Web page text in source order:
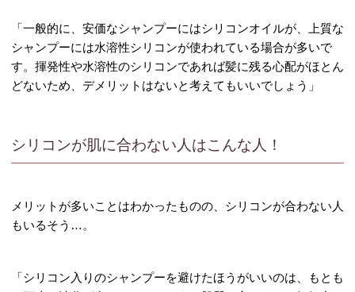
「一般的に、安価なシャンプーにはシリコンオイルが、上質な
シャンプーには水溶性シリコンが使われている場合が多いで
す。揮発性や水溶性のシリコンであれば髪に残る心配がほとん
どないため、デメリットはないと考えてもいいでしょう」
シリコンが肌に合わない人はこんな人！
メリットが多いことはわかったものの、シリコンが合わない人
もいるそう…。
「シリコン入りのシャンプーを避けたほうがいいのは、もとも